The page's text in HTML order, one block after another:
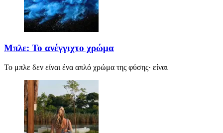
Μπλε: Το ανέγγιχτο χρώμα
Το μπλε δεν είναι ένα απλό χρώμα της φύσης· είναι